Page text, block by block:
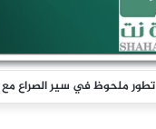
تطور ملحوظ في سير الصراع مع